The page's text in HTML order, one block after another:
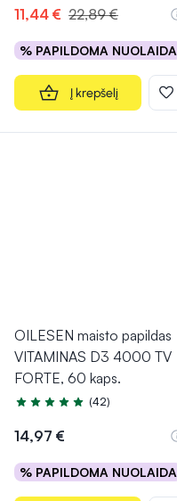
11,44 € 22,89 €
% PAPILDOMA NUOLAIDA
Į krepšelį
OILESEN maisto papildas
VITAMINAS D3 4000 TV
FORTE, 60 kaps.
Įvertinimas 5.0 iš 5
(42)
14,97 €
% PAPILDOMA NUOLAIDA